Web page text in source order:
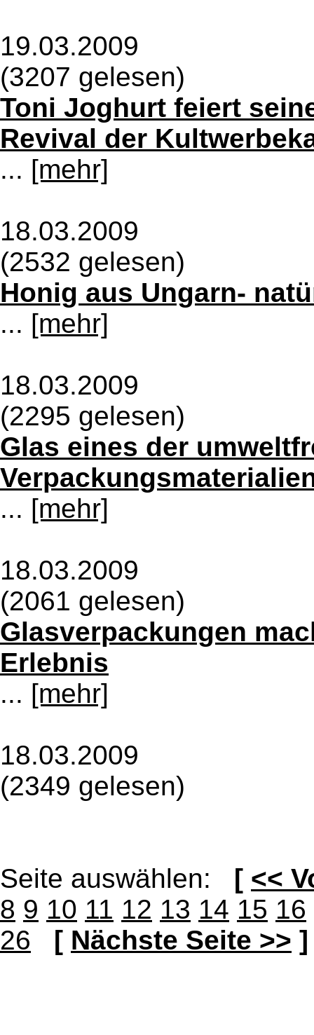
19.03.2009
(3207 gelesen)
Toni Joghurt feiert
Revival der
... [mehr]
18.03.2009
(2532 gelesen)
Honig aus Ungarn-
... [mehr]
18.03.2009
(2295 gelesen)
Glas eines der
... [mehr]
18.03.2009
(2061 gelesen)
Glasverpackungen
Erlebnis
... [mehr]
18.03.2009
(2349 gelesen)
Seite auswählen: [ <<
8 9 10 11 12 13 14 15 16
26
[ Nächste Seite >> ]